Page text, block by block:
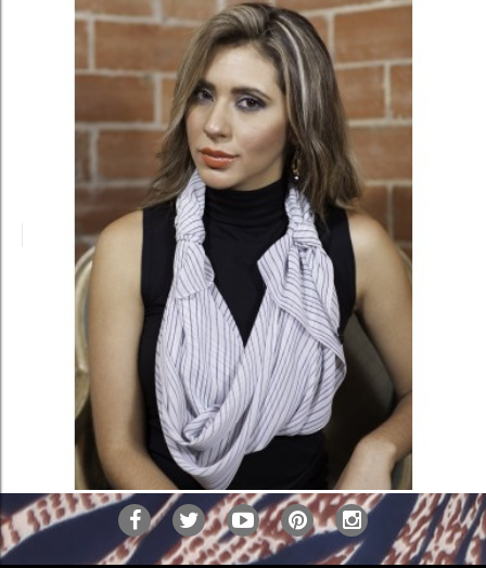
AÑADIR